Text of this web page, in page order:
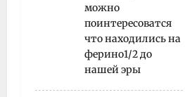
можно
поинтересоватся
что находились на
ферино1/2 до
нашей эры